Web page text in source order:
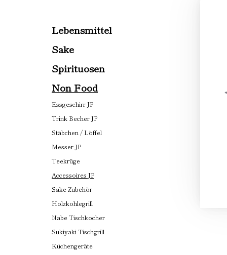
Lebensmittel
Sake
Spirituosen
Non Food
Essgeschirr JP
Trink Becher JP
Stäbchen / Löffel
Messer JP
Teekrüge
Accessoires JP
Sake Zubehör
Holzkohlegrill
Nabe Tischkocher
Sukiyaki Tischgrill
Küchengeräte